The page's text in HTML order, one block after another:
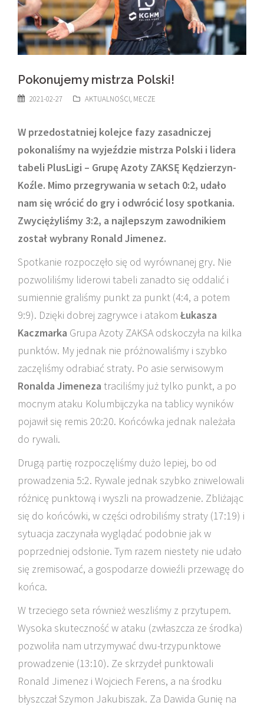
Pokonujemy mistrza Polski!
2021-02-27 AKTUALNOŚCI, MECZE
W przedostatniej kolejce fazy zasadniczej
pokonaliśmy na wyjeździe mistrza Polski i lidera
tabeli PlusLigi – Grupę Azoty ZAKSĘ Kędzierzyn-
Koźle. Mimo przegrywania w setach 0:2, udało
nam się wrócić do gry i odwrócić losy spotkania.
Zwyciężyliśmy 3:2, a najlepszym zawodnikiem
został wybrany Ronald Jimenez.
Spotkanie rozpoczęło się od wyrównanej gry. Nie
pozwoliliśmy liderowi tabeli zanadto się oddalić i
sumiennie graliśmy punkt za punkt (4:4, a potem
9:9). Dzięki dobrej zagrywce i atakom Łukasza
Kaczmarka Grupa Azoty ZAKSA odskoczyła na kilka
punktów. My jednak nie próżnowaliśmy i szybko
zaczęliśmy odrabiać straty. Po asie serwisowym
Ronalda Jimeneza traciliśmy już tylko punkt, a po
mocnym ataku Kolumbijczyka na tablicy wyników
pojawił się remis 20:20. Końcówka jednak należała
do rywali.
Drugą partię rozpoczęliśmy dużo lepiej, bo od
prowadzenia 5:2. Rywale jednak szybko zniwelowali
różnicę punktową i wyszli na prowadzenie. Zbliżając
się do końcówki, w części odrobiliśmy straty (17:19) i
sytuacja zaczynała wyglądać podobnie jak w
poprzedniej odsłonie. Tym razem niestety nie udało
się zremisować, a gospodarze dowieźli przewagę do
końca.
W trzeciego seta również weszliśmy z przytupem.
Wysoka skuteczność w ataku (zwłaszcza ze środka)
pozwoliła nam utrzymywać dwu-trzypunktowe
prowadzenie (13:10). Ze skrzydeł punktowali
Ronald Jimenez i Wojciech Ferens, a na środku
błyszczał Szymon Jakubiszak. Za Dawida Gunię na